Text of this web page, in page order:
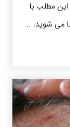
مطلب با
می شوید. ...